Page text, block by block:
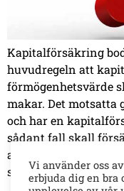
Kapitalförsäkring
huvudregeln att
förmögenhetsvärde
makar. Det motsatta
och har en
sådant fall skall
avlidne makens
som ni behöver vid
Vi använder oss
erbjuda dig en bra